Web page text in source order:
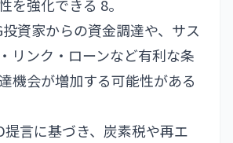
を強化できる 8。
投資家からの資金調達や、サス
リンク・ローンなど有利な条
機会が増加する可能性がある
提言に基づき、炭素税や再エ